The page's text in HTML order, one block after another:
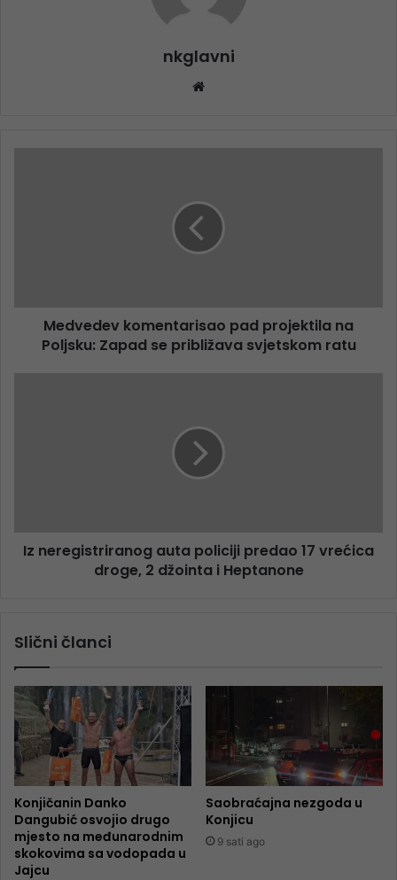
nkglavni
Medvedev komentarisao pad projektila na
Poljsku: Zapad se približava svjetskom ratu
Iz neregistriranog auta policiji predao 17 vrećica
droge, 2 džointa i Heptanone
Slični članci
Konjičanin Danko
Dangubić osvojio drugo
mjesto na međunarodnim
skokovima sa vodopada u
Jajcu
Saobraćajna nezgoda u
Konjicu
9 sati ago